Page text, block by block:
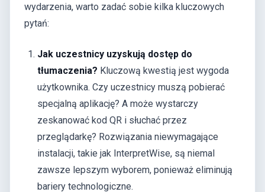
wydarzenia, warto zadać sobie kilka kluczowych
pytań:
Jak uczestnicy uzyskują dostęp do
tłumaczenia? Kluczową kwestią jest wygoda
użytkownika. Czy uczestnicy muszą pobierać
specjalną aplikację? A może wystarczy
zeskanować kod QR i słuchać przez
przeglądarkę? Rozwiązania niewymagające
instalacji, takie jak InterpretWise, są niemal
zawsze lepszym wyborem, ponieważ eliminują
bariery technologiczne.